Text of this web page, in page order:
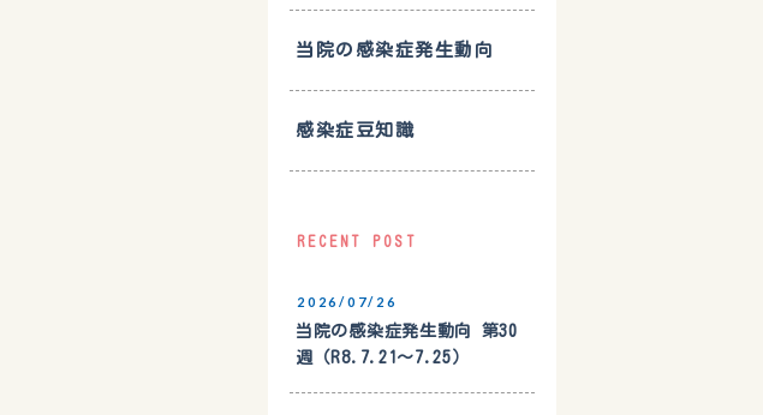
当院の感染症発生動向
感染症豆知識
RECENT POST
2026/07/26
当院の感染症発生動向 第30
週（R8.7.21〜7.25）